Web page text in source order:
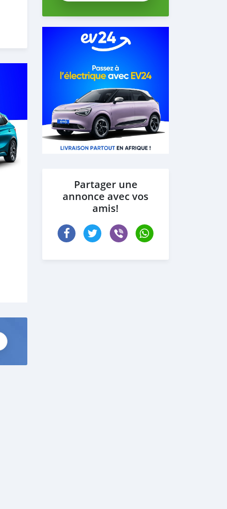
Partager une
annonce avec vos
amis!